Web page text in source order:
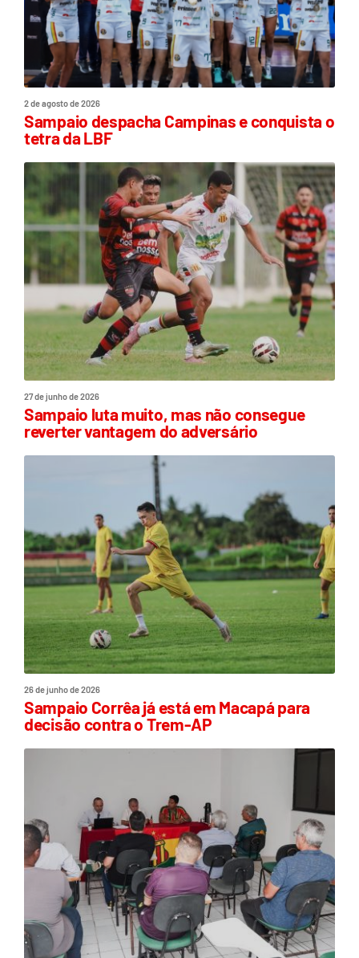
2 de agosto de 2026
Sampaio despacha Campinas e conquista o
tetra da LBF
27 de junho de 2026
Sampaio luta muito, mas não consegue
reverter vantagem do adversário
26 de junho de 2026
Sampaio Corrêa já está em Macapá para
decisão contra o Trem-AP